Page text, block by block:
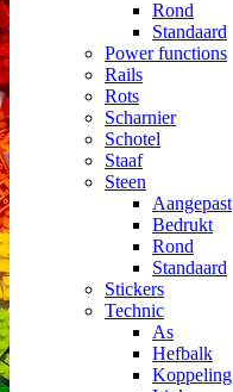
Rond
Standaard
Power functions
Rails
Rots
Scharnier
Schotel
Staaf
Steen
Aangepast
Bedrukt
Rond
Standaard
Stickers
Technic
As
Hefbalk
Koppeling